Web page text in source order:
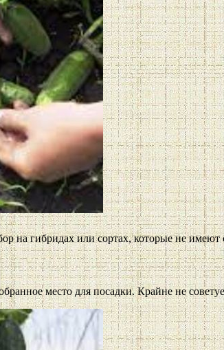
на гибридах или сортах, которые не
место для посадки. Крайне не